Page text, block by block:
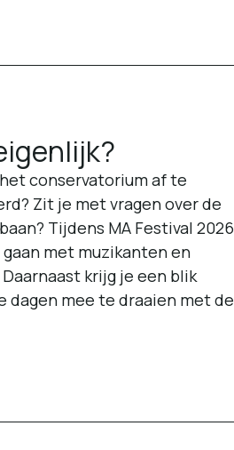
conservatorium af te
Zit je met vragen over de
Tijdens MA Festival 2026
met muzikanten en
krijg je een blik
dagen mee te draaien met de